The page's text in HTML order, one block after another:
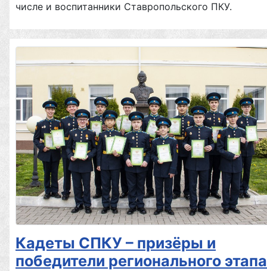
числе и воспитанники Ставропольского ПКУ.
Кадеты СПКУ – призёры и
победители регионального этапа